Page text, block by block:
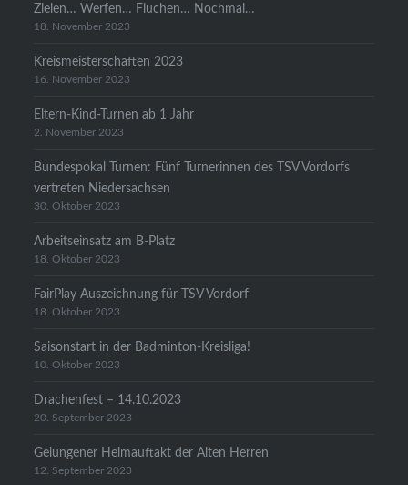
Zielen… Werfen… Fluchen… Nochmal…
18. November 2023
Kreismeisterschaften 2023
16. November 2023
Eltern-Kind-Turnen ab 1 Jahr
2. November 2023
Bundespokal Turnen: Fünf Turnerinnen des TSV Vordorfs
vertreten Niedersachsen
30. Oktober 2023
Arbeitseinsatz am B-Platz
18. Oktober 2023
FairPlay Auszeichnung für TSV Vordorf
18. Oktober 2023
Saisonstart in der Badminton-Kreisliga!
10. Oktober 2023
Drachenfest – 14.10.2023
20. September 2023
Gelungener Heimauftakt der Alten Herren
12. September 2023